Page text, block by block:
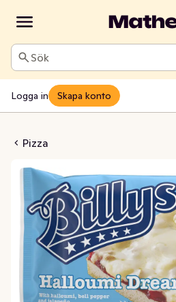
Sök
Logga in Skapa konto
Pizza
Dream Fryst